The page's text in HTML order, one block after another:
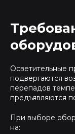
Осветительные
подвергаются
перепадов
предъявляются
При выборе
на: